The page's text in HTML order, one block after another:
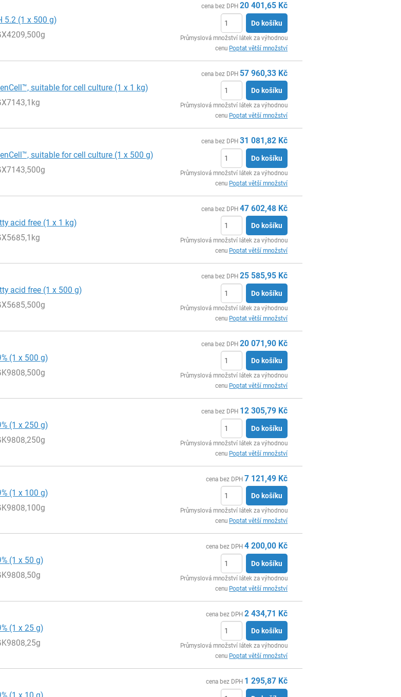
5.2 (1 x 500 g)
cena bez DPH 20 401,65 Kč
Do košíku
Průmyslová množství látek za výhodnou
cenu Poptat větší množství
suitable for cell culture (1 x 1 kg)
cena bez DPH 57 960,33 Kč
Do košíku
Průmyslová množství látek za výhodnou
cenu Poptat větší množství
suitable for cell culture (1 x 500 g)
cena bez DPH 31 081,82 Kč
Do košíku
Průmyslová množství látek za výhodnou
cenu Poptat větší množství
acid free (1 x 1 kg)
cena bez DPH 47 602,48 Kč
Do košíku
Průmyslová množství látek za výhodnou
cenu Poptat větší množství
acid free (1 x 500 g)
cena bez DPH 25 585,95 Kč
Do košíku
Průmyslová množství látek za výhodnou
cenu Poptat větší množství
(1 x 500 g)
cena bez DPH 20 071,90 Kč
Do košíku
Průmyslová množství látek za výhodnou
cenu Poptat větší množství
(1 x 250 g)
cena bez DPH 12 305,79 Kč
Do košíku
Průmyslová množství látek za výhodnou
cenu Poptat větší množství
(1 x 100 g)
cena bez DPH 7 121,49 Kč
Do košíku
Průmyslová množství látek za výhodnou
cenu Poptat větší množství
(1 x 50 g)
cena bez DPH 4 200,00 Kč
Do košíku
Průmyslová množství látek za výhodnou
cenu Poptat větší množství
(1 x 25 g)
cena bez DPH 2 434,71 Kč
Do košíku
Průmyslová množství látek za výhodnou
cenu Poptat větší množství
cena bez DPH 1 295,87 Kč